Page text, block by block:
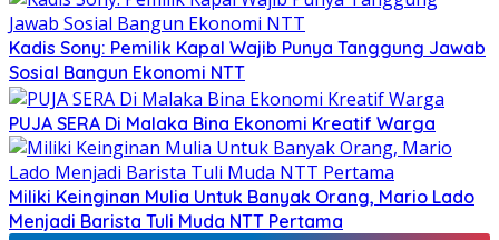
Kadis Sony: Pemilik Kapal Wajib Punya Tanggung Jawab
Sosial Bangun Ekonomi NTT
PUJA SERA Di Malaka Bina Ekonomi Kreatif Warga
Miliki Keinginan Mulia Untuk Banyak Orang, Mario Lado
Menjadi Barista Tuli Muda NTT Pertama